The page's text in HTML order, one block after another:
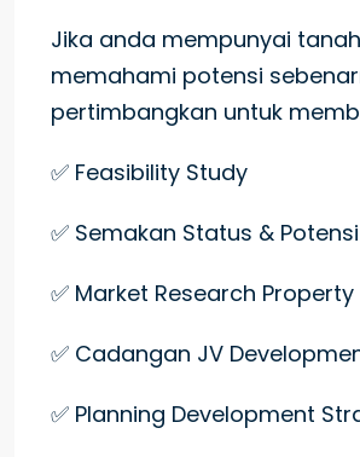
Jika anda mempunyai
memahami potensi
pertimbangkan untuk
✅ Feasibility Study
✅ Semakan Status &
✅ Market Research Property
✅ Cadangan JV
✅ Planning Development